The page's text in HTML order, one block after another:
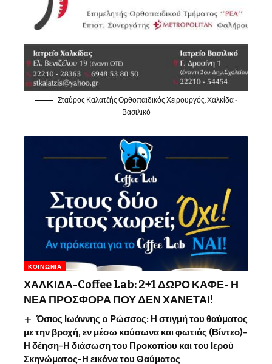
Σταύρος Καλατζής Ορθοπαιδικός Χειρουργός, Χαλκίδα -
Βασιλικό
ΚΟΙΝΩΝΊΑ
ΧΑΛΚΙΔΑ-Coffee Lab: 2+1 ΔΩΡΟ ΚΑΦΕ- Η
ΝΕΑ ΠΡΟΣΦΟΡΑ ΠΟΥ ΔΕΝ ΧΑΝΕΤΑΙ!
Όσιος Ιωάννης o Ρώσσος: Η στιγμή του θαύματος
με την βροχή, εν μέσω καύσωνα και φωτιάς (Βίντεο)-
Η δέηση-Η διάσωση του Προκοπίου και του Ιερού
Σκηνώματος-Η εικόνα του Θαύματος